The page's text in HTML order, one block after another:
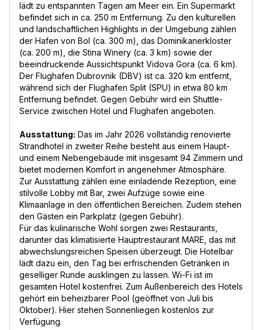
lädt zu entspannten Tagen am Meer ein. Ein Supermarkt
befindet sich in ca. 250 m Entfernung. Zu den kulturellen
und landschaftlichen Highlights in der Umgebung zählen
der Hafen von Bol (ca. 300 m), das Dominikanerkloster
(ca. 200 m), die Stina Winery (ca. 3 km) sowie der
beeindruckende Aussichtspunkt Vidova Gora (ca. 6 km).
Der Flughafen Dubrovnik (DBV) ist ca. 320 km entfernt,
während sich der Flughafen Split (SPU) in etwa 80 km
Entfernung befindet. Gegen Gebühr wird ein Shuttle-
Service zwischen Hotel und Flughafen angeboten.
Ausstattung: Das im Jahr 2026 vollständig renovierte
Strandhotel in zweiter Reihe besteht aus einem Haupt-
und einem Nebengebäude mit insgesamt 94 Zimmern und
bietet modernen Komfort in angenehmer Atmosphäre.
Zur Ausstattung zählen eine einladende Rezeption, eine
stilvolle Lobby mit Bar, zwei Aufzüge sowie eine
Klimaanlage in den öffentlichen Bereichen. Zudem stehen
den Gästen ein Parkplatz (gegen Gebühr).
Für das kulinarische Wohl sorgen zwei Restaurants,
darunter das klimatisierte Hauptrestaurant MARE, das mit
abwechslungsreichen Speisen überzeugt. Die Hotelbar
lädt dazu ein, den Tag bei erfrischenden Getränken in
geselliger Runde ausklingen zu lassen. Wi-Fi ist im
gesamten Hotel kostenfrei. Zum Außenbereich des Hotels
gehört ein beheizbarer Pool (geöffnet von Juli bis
Oktober). Hier stehen Sonnenliegen kostenlos zur
Verfügung.